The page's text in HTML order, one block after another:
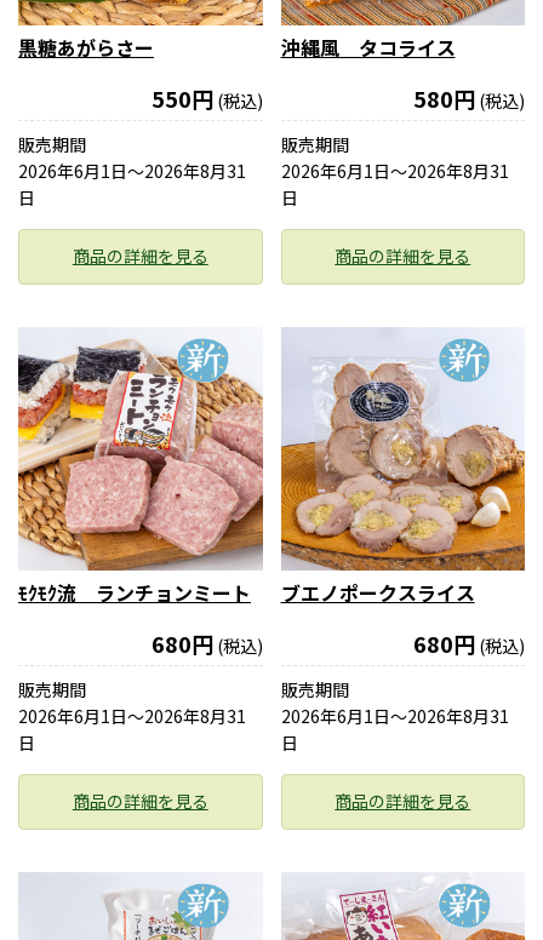
黒糖あがらさー
550円 (税込)
販売期間
2026年6月1日〜2026年8月31
日
商品の詳細を見る
沖縄風 タコライス
580円 (税込)
販売期間
2026年6月1日〜2026年8月31
日
商品の詳細を見る
ﾓｸﾓｸ流 ランチョンミート
680円 (税込)
販売期間
2026年6月1日〜2026年8月31
日
商品の詳細を見る
ブエノポークスライス
680円 (税込)
販売期間
2026年6月1日〜2026年8月31
日
商品の詳細を見る